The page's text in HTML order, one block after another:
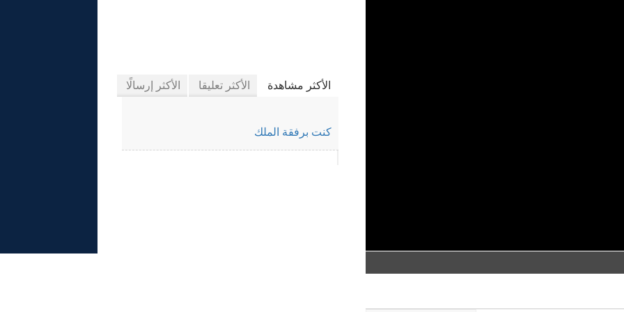
الأكثر مشاهدة الأكثر تعليقا الأكثر إرسالًا
كنت برفقة الملك